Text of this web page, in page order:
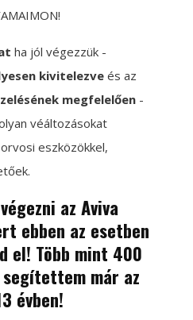
ha jól végezzük -
kivitelezve és az
megfelelően -
véáltozásokat
eszközökkel,
az Aviva
ebben az esetben
el! Több mint 400
már az
évben!